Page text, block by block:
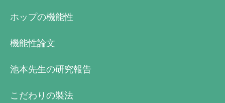
ホップの機能性
機能性論文
池本先生の研究報告
こだわりの製法